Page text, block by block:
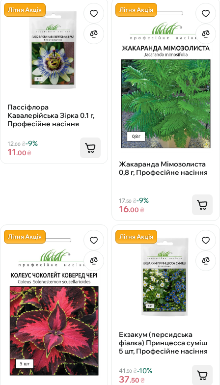
Літня Акція
Пассіфлора
Кавалерійська Зірка 0.1 г,
Професійне насіння
12.00₴-9%
11.00₴
Літня Акція
Жакаранда Мімозолиста
0,8 г, Професійне насіння
17.50 ₴-9%
16.00₴
Літня Акція Літня Акція
Екзакум (персидська
фіалка) Принцесса суміш
5 шт, Професійне насіння
41.50 ₴-10%
37.50₴